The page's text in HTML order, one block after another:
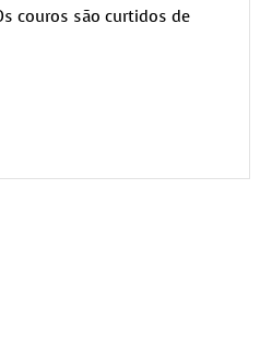
couros são curtidos de